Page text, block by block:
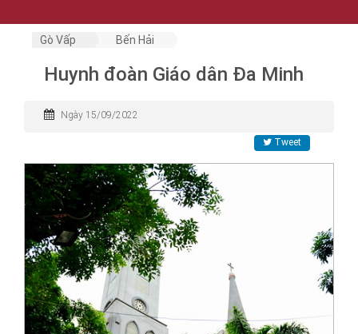
Gò Vấp Bến Hải
Huynh đoàn Giáo dân Đa Minh
Ngày 15/09/2022
Tweet